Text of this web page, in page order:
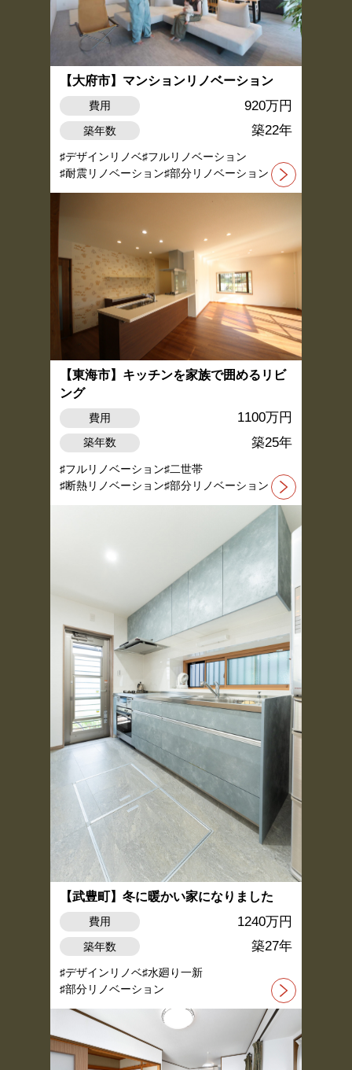
【大府市】マンションリノベーション
費用 920万円
築年数 築22年
デザインリノベ フルリノベーション
耐震リノベーション 部分リノベーション
【東海市】キッチンを家族で囲めるリビ
ング
費用 1100万円
築年数 築25年
フルリノベーション 二世帯
断熱リノベーション 部分リノベーション
【武豊町】冬に暖かい家になりました
費用 1240万円
築年数 築27年
デザインリノベ 水廻り一新
部分リノベーション